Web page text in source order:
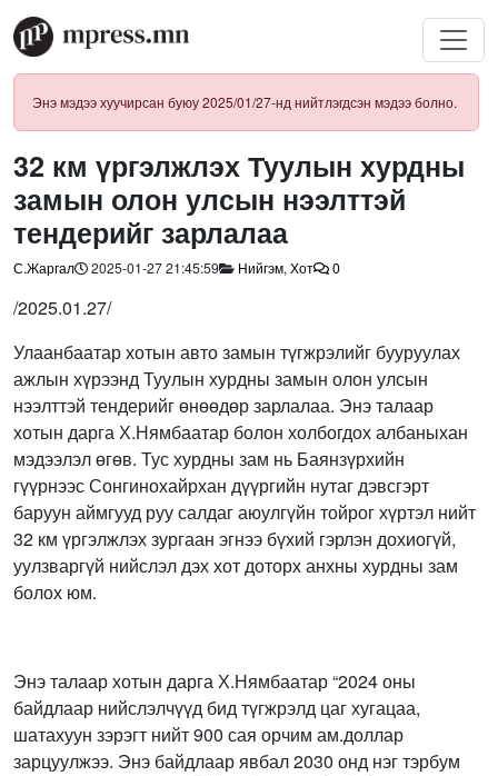
Энэ мэдээ хуучирсан буюу 2025/01/27-нд нийтлэгдсэн мэдээ болно.
32 км үргэлжлэх Туулын хурдны
замын олон улсын нээлттэй
тендерийг зарлалаа
С.Жаргал 2025-01-27 21:45:59 Нийгэм, Хот 0
/2025.01.27/
Улаанбаатар хотын авто замын түгжрэлийг бууруулах
ажлын хүрээнд Туулын хурдны замын олон улсын
нээлттэй тендерийг өнөөдөр зарлалаа. Энэ талаар
хотын дарга Х.Нямбаатар болон холбогдох албаныхан
мэдээлэл өгөв. Тус хурдны зам нь Баянзүрхийн
гүүрнээс Сонгинохайрхан дүүргийн нутаг дэвсгэрт
баруун аймгууд руу салдаг аюулгүйн тойрог хүртэл нийт
32 км үргэлжлэх зургаан эгнээ бүхий гэрлэн дохиогүй,
уулзваргүй нийслэл дэх хот доторх анхны хурдны зам
болох юм.
Энэ талаар хотын дарга Х.Нямбаатар “2024 оны
байдлаар нийслэлчүүд бид түгжрэлд цаг хугацаа,
шатахуун зэрэгт нийт 900 сая орчим ам.доллар
зарцуулжээ. Энэ байдлаар явбал 2030 онд нэг тэрбум